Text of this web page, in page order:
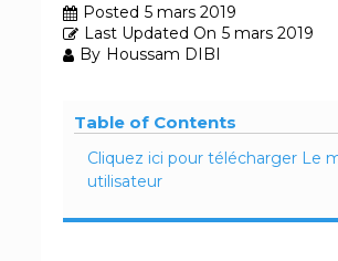
Posted 5 mars 2019
Last Updated On 5 mars 2019
By Houssam DIBI
Table of Contents
Cliquez ici pour télécharger Le
utilisateur